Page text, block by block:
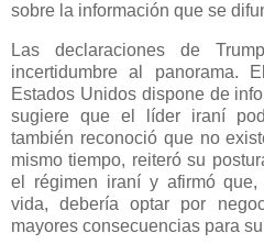
sobre la información que se
Las declaraciones de
incertidumbre al panorama.
Estados Unidos dispone de
sugiere que el líder iraní
también reconoció que no
mismo tiempo, reiteró su
el régimen iraní y afirmó
vida, debería optar por
mayores consecuencias para